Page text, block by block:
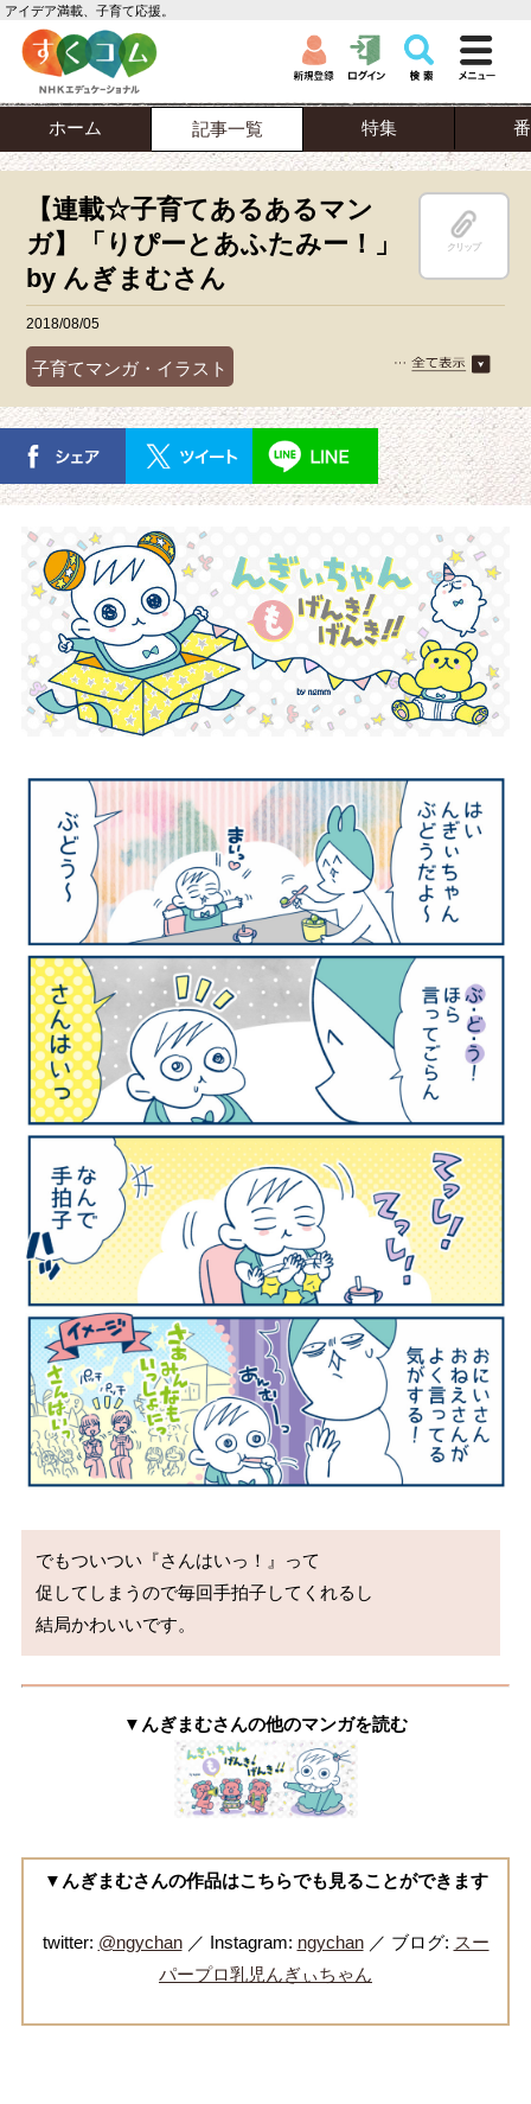
アイデア満載、子育て応援。
ホーム 記事一覧 特集
【連載☆子育てあるあるマン
ガ】「りぴーとあふたみー！」
by んぎまむさん
クリップ
2018/08/05
子育てマンガ・イラスト
でもついつい『さんはいっ！』って
促してしまうので毎回手拍子してくれるし
▼んぎまむさんの他のマンガを読む
▼んぎまむさんの作品はこちらでも見ることができます
twitter: @ngychan／ Instagram: ngychan／ ブログ: スー
パープロ乳児んぎぃちゃん